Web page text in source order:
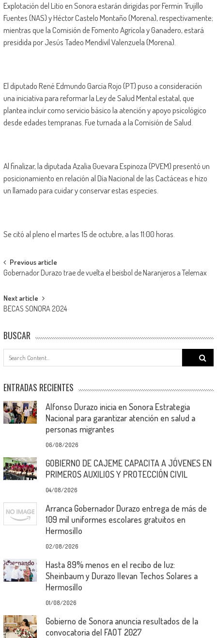
Explotación del Litio en Sonora estarán dirigidas por Fermín Trujillo
Fuentes (NAS) y Héctor Castelo Montaño (Morena), respectivamente;
mientras que la Comisión de Fomento Agrícola y Ganadero, estará
presidida por Jesús Tadeo Mendívil Valenzuela (Morena).
El diputado René Edmundo García Rojo (PT) puso a consideración
una iniciativa para reformar la Ley de Salud Mental estatal, que
plantea incluir como servicio básico la atención y apoyo psicológico
desde edades tempranas. Fue turnada a la Comisión de Salud.
Al finalizar, la diputada Azalia Guevara Espinoza (PVEM) presentó un
posicionamiento en relación al Día Nacional de las Cactáceas e hizo
un llamado para cuidar y conservar estas especies.
Se citó al pleno el martes 15 de octubre, a las 11:00 horas.
Post
navigation
Previous article
Gobernador Durazo trae de vuelta el beisbol de Naranjeros a Telemax
Next article
BECAS SONORA 2024
BUSCAR
Search
for:
ENTRADAS RECIENTES
Alfonso Durazo inicia en Sonora Estrategia
Nacional para garantizar atención en salud a
personas migrantes
06/08/2026
GOBIERNO DE CAJEME CAPACITA A JÓVENES EN
PRIMEROS AUXILIOS Y PROTECCIÓN CIVIL
04/08/2026
Arranca Gobernador Durazo entrega de más de
109 mil uniformes escolares gratuitos en
Hermosillo
02/08/2026
Hasta 89% menos en el recibo de luz:
Sheinbaum y Durazo llevan Techos Solares a
Hermosillo
01/08/2026
Gobierno de Sonora anuncia resultados de la
convocatoria del FAOT 2027